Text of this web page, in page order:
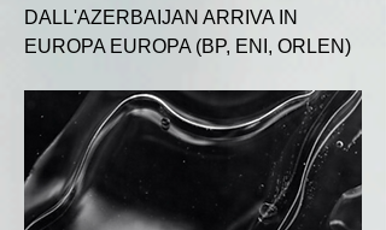
DALL'AZERBAIJAN ARRIVA IN
EUROPA EUROPA (BP, ENI, ORLEN)